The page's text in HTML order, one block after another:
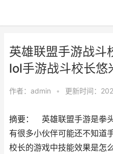
英雄联盟手游战斗
lol手游战斗校长悠
作者： admin • 更新时间：
摘要： 英雄联盟手游是拳
有很多小伙伴可能还不知道
校长的游戏中技能效果是怎